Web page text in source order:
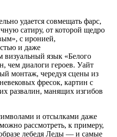
удается совмещать фарс,
сатиру, от которой щедро
с иронией,
и даже
визуальный язык «Белого
чем диалоги героев. Уайт
монтаж, чередуя сцены из
фресок, картин с
развалин, манящих изгибов
и отсылками даже
рассмотреть, к примеру,
лебедя Леды — и самые